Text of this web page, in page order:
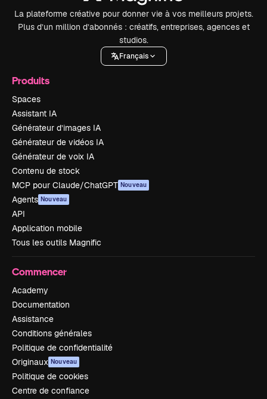
La plateforme créative pour donner vie à vos meilleurs projets.
Plus d’un million d’abonnés : créatifs, entreprises, agences et
studios.
Français
Produits
Spaces
Assistant IA
Générateur d’images IA
Générateur de vidéos IA
Générateur de voix IA
Contenu de stock
MCP pour Claude/ChatGPT Nouveau
Agents Nouveau
API
Application mobile
Tous les outils Magnific
Commencer
Academy
Documentation
Assistance
Conditions générales
Politique de confidentialité
Originaux Nouveau
Politique de cookies
Centre de confiance